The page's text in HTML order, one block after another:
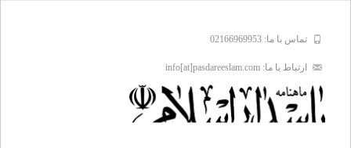
تماس با ما: 02166969953
ارتباط با ما: info[at]pasdareeslam.com